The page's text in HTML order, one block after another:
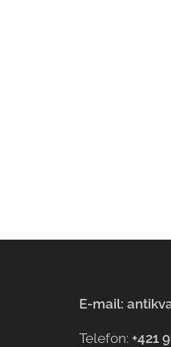
E-mail:
Telefon: +421